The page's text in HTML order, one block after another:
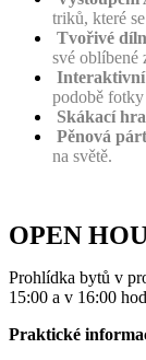
triků, které
Tvořivé
své oblíbené
Interaktivní
podobě
Skákací
Pěnová
na světě.
OPEN
Prohlídka bytů v
15:00 a v 16:00
Praktické